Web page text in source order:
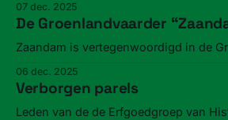
07 dec. 2025
De Groenlandvaarder
Zaandam is vertegenwoordigd in de
06 dec. 2025
Verborgen parels
Leden van de de Erfgoedgroep van